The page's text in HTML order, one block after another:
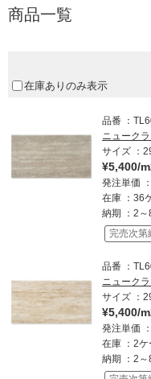
商品一覧
在庫ありのみ表示
品番
ニューク
サイズ
¥5,400/
発注単価
在庫
36
納期
2～
完売次第
品番
ニューク
サイズ
¥5,400/
発注単価
在庫
2ケ
納期
2～